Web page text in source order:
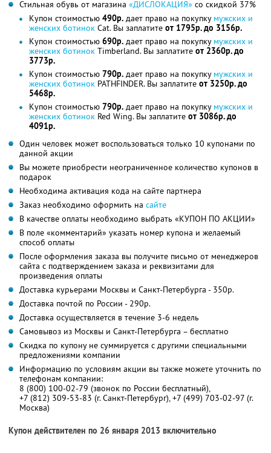
Стильная обувь от магазина «ДИСЛОКАЦИЯ» со скидкой 37%
Купон стоимостью 490р. дает право на покупку мужских и
женских ботинок Cat. Вы заплатите от 1795р. до 3156р.
Купон стоимостью 690р. дает право на покупку мужских и
женских ботинок Timberland. Вы заплатите от 2360р. до
3773р.
Купон стоимостью 790р. дает право на покупку мужских и
женских ботинок PATHFINDER. Вы заплатите от 3250р. до
5468р.
Купон стоимостью 790р. дает право на покупку мужских и
женских ботинок Red Wing. Вы заплатите от 3086р. до
4091р.
Один человек может воспользоваться только 10 купонами по
данной акции
Вы можете приобрести неограниченное количество купонов в
подарок
Необходима активация кода на сайте партнера
Заказ необходимо оформить на сайте
В качестве оплаты необходимо выбрать «КУПОН ПО АКЦИИ»
В поле «комментарий» указать номер купона и желаемый
способ оплаты
После оформления заказа вы получите письмо от менеджеров
сайта с подтверждением заказа и реквизитами для
произведения оплаты
Доставка курьерами Москвы и Санкт-Петербурга - 350р.
Доставка почтой по России - 290р.
Доставка осуществляется в течение 3-6 недель
Самовывоз из Москвы и Санкт-Петербурга – бесплатно
Скидка по купону не суммируется с другими специальными
предложениями компании
Информацию по условиям акции вы также можете уточнить по
телефонам компании:
8 (800) 100-02-79 (звонок по России бесплатный),
+7 (812) 309-53-83 (г. Санкт-Петербург), +7 (499) 703-02-97 (г.
Москва)
Купон действителен по 26 января 2013 включительно